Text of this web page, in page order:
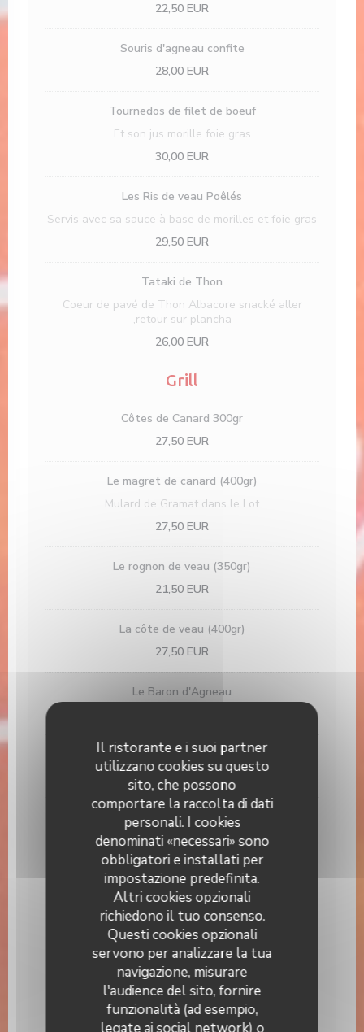
Il ristorante e i suoi partner
utilizzano cookies su questo
sito, che possono
comportare la raccolta di dati
personali. I cookies
denominati «necessari» sono
obbligatori e installati per
impostazione predefinita.
Altri cookies opzionali
richiedono il tuo consenso.
Questi cookies opzionali
servono per analizzare la tua
navigazione, misurare
l'audience del sito, fornire
funzionalità (ad esempio,
22,50 EUR
Souris d'agneau confite
28,00 EUR
Tournedos de filet de boeuf
Et son jus morille foie gras
30,00 EUR
Les Ris de veau Poêlés
Servis avec sa sauce à base de morilles et foie gras
29,50 EUR
Tataki de Thon
Coeur de pavé de Thon Albacore snacké aller
,retour sur plancha
26,00 EUR
Grill
Côtes de Canard 300gr
27,50 EUR
Le magret de canard (400gr)
Mulard de Gramat dans le Lot
27,50 EUR
Le rognon de veau (350gr)
21,50 EUR
La côte de veau (400gr)
27,50 EUR
Le Baron d'Agneau
La côte de porc ibérique (350gr)
27,50 EUR
Faux filet sur planche (350gr)
25,00 EUR
Entrecôte sur planche (400gr))
Entrecôte de plus de400Gr au grill escalopée sur
planche à 38€
33,50 EUR
La côte de boeuf (1kg a 1kg2)
Supplément os à moelle 10€ Côté 1 kg à 1 kg2
:70€Pour 3 : 99€ Arrivage de race à viande régulière